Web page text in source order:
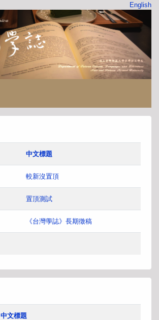
English
中文標題
較新沒置頂
置頂測試
《台灣學誌》長期徵稿
中文標題